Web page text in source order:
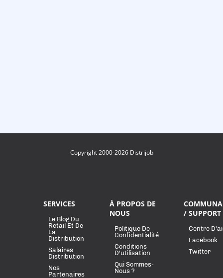
Copyright 2000-2026 Distrijob
SERVICES
Le Blog Du
Retail Et De
La
Distribution
Salaires
Distribution
Nos
Partenaires
À PROPOS DE
NOUS
Politique De
Confidentialité
Conditions
D'utilisation
Qui Sommes-
Nous ?
/ SUPPORT
Centre
Facebook
Twitter